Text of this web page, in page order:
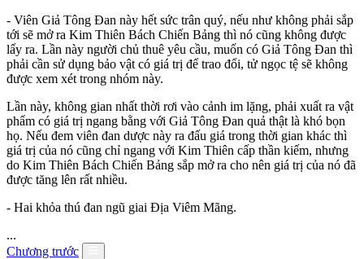
- Viên Giả Tông Đan này hết sức trân quý, nếu như không phải sắp
tới sẽ mở ra Kim Thiên Bách Chiến Bảng thì nó cũng không được
lấy ra. Lần này người chủ thuê yêu cầu, muốn có Giả Tông Đan thì
phải cần sử dụng bảo vật có giá trị để trao đổi, tử ngọc tệ sẽ không
được xem xét trong nhóm này.
Lần này, không gian nhất thời rơi vào cảnh im lặng, phải xuất ra vật
phẩm có giá trị ngang bằng với Giả Tông Đan quả thật là khó bọn
họ. Nếu đem viên đan dược này ra đấu giá trong thời gian khác thì
giá trị của nó cũng chỉ ngang với Kim Thiên cấp thần kiếm, nhưng
do Kim Thiên Bách Chiến Bảng sắp mở ra cho nên giá trị của nó đã
được tăng lên rất nhiều.
- Hai khỏa thú đan ngũ giai Địa Viêm Mãng.
...
Chương trước